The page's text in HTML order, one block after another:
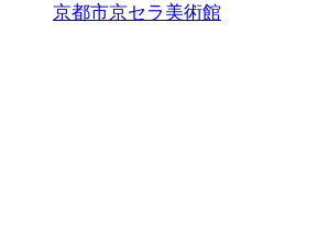
京都市京セラ美術館